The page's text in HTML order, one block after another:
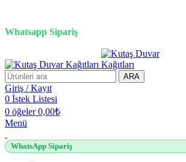
Whatsapp Sipariş
ARA
Giriş / Kayıt
0 İstek Listesi
0 öğeler 0,00₺
Menü
WhatsApp Sipariş